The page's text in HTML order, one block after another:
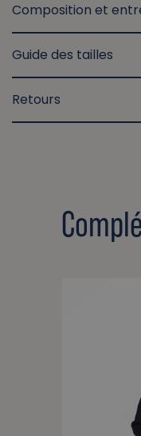
Composition et
Guide des tailles
Retours